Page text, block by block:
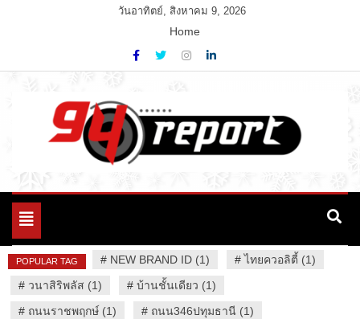
วันอาทิตย์, สิงหาคม 9, 2026
Home
94 Report.com
Variety News
Toggle
POPULAR TAG # NEW BRAND ID (1) #ไทยควอลิตี้ (1)
# วนาสิริพลัส (1) # บ้านชั้นเดียว (1)
# ถนนราชพฤกษ์ (1) # ถนน346ปทุมธานี (1)